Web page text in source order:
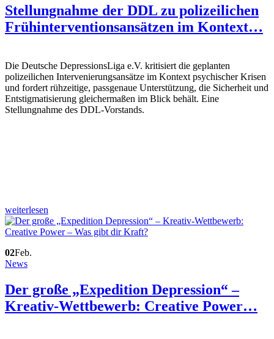
Stellungnahme der DDL zu polizeilichen
Frühinterventionsansätzen im Kontext…
Die Deutsche DepressionsLiga e.V. kritisiert die geplanten
polizeilichen Intervenierungsansätze im Kontext psychischer Krisen
und fordert rühzeitige, passgenaue Unterstützung, die Sicherheit und
Entstigmatisierung gleichermaßen im Blick behält. Eine
Stellungnahme des DDL-Vorstands.
weiterlesen
02Feb.
News
Der große „Expedition Depression“ –
Kreativ-Wettbewerb: Creative Power…